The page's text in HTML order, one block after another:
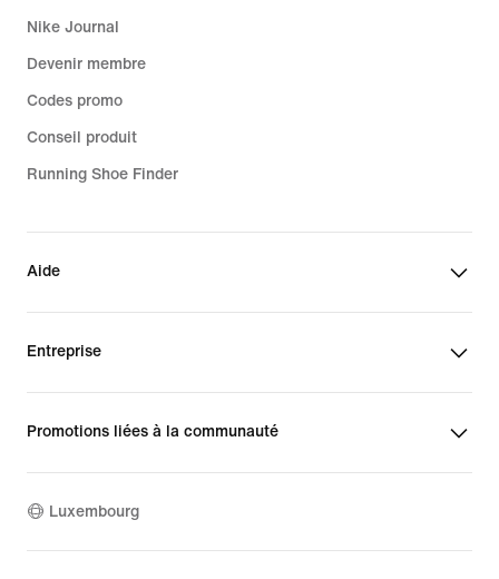
Nike Journal
Devenir membre
Codes promo
Conseil produit
Running Shoe Finder
Aide
Entreprise
Promotions liées à la communauté
Luxembourg